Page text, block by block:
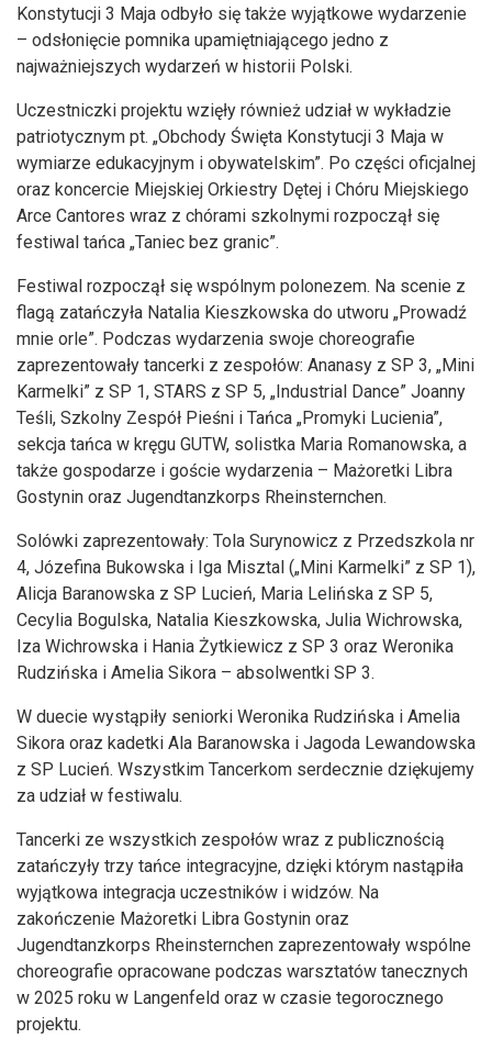
Konstytucji 3 Maja odbyło się także wyjątkowe wydarzenie
– odsłonięcie pomnika upamiętniającego jedno z
najważniejszych wydarzeń w historii Polski.
Uczestniczki projektu wzięły również udział w wykładzie
patriotycznym pt. „Obchody Święta Konstytucji 3 Maja w
wymiarze edukacyjnym i obywatelskim”. Po części oficjalnej
oraz koncercie Miejskiej Orkiestry Dętej i Chóru Miejskiego
Arce Cantores wraz z chórami szkolnymi rozpoczął się
festiwal tańca „Taniec bez granic”.
Festiwal rozpoczął się wspólnym polonezem. Na scenie z
flagą zatańczyła Natalia Kieszkowska do utworu „Prowadź
mnie orle”. Podczas wydarzenia swoje choreografie
zaprezentowały tancerki z zespołów: Ananasy z SP 3, „Mini
Karmelki” z SP 1, STARS z SP 5, „Industrial Dance” Joanny
Teśli, Szkolny Zespół Pieśni i Tańca „Promyki Lucienia”,
sekcja tańca w kręgu GUTW, solistka Maria Romanowska, a
także gospodarze i goście wydarzenia – Mażoretki Libra
Gostynin oraz Jugendtanzkorps Rheinsternchen.
Solówki zaprezentowały: Tola Surynowicz z Przedszkola nr
4, Józefina Bukowska i Iga Misztal („Mini Karmelki” z SP 1),
Alicja Baranowska z SP Lucień, Maria Lelińska z SP 5,
Cecylia Bogulska, Natalia Kieszkowska, Julia Wichrowska,
Iza Wichrowska i Hania Żytkiewicz z SP 3 oraz Weronika
Rudzińska i Amelia Sikora – absolwentki SP 3.
W duecie wystąpiły seniorki Weronika Rudzińska i Amelia
Sikora oraz kadetki Ala Baranowska i Jagoda Lewandowska
z SP Lucień. Wszystkim Tancerkom serdecznie dziękujemy
za udział w festiwalu.
Tancerki ze wszystkich zespołów wraz z publicznością
zatańczyły trzy tańce integracyjne, dzięki którym nastąpiła
wyjątkowa integracja uczestników i widzów. Na
zakończenie Mażoretki Libra Gostynin oraz
Jugendtanzkorps Rheinsternchen zaprezentowały wspólne
choreografie opracowane podczas warsztatów tanecznych
w 2025 roku w Langenfeld oraz w czasie tegorocznego
projektu.